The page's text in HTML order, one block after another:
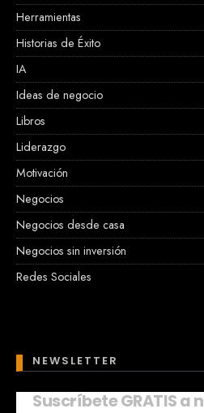
Herramientas
Historias de Éxito
IA
Ideas de negocio
Libros
Liderazgo
Motivación
Negocios
Negocios desde casa
Negocios sin inversión
Redes Sociales
NEWSLETTER
Suscríbete GRATIS a